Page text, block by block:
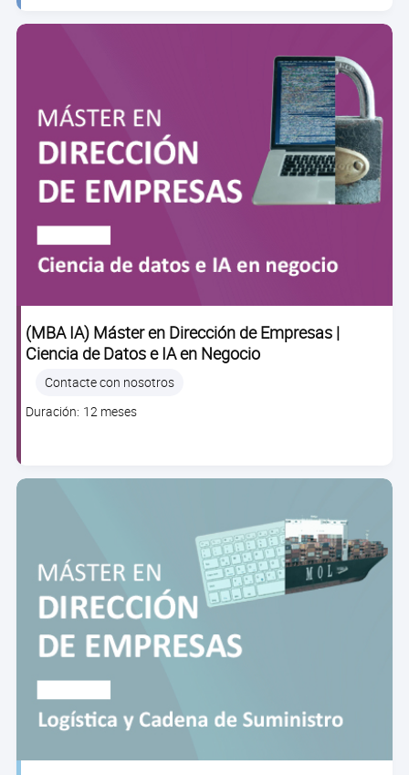
(MBA IA) Máster en Dirección de Empresas |
Ciencia de Datos e IA en Negocio
Contacte con nosotros
Clase
Duración: 12 meses